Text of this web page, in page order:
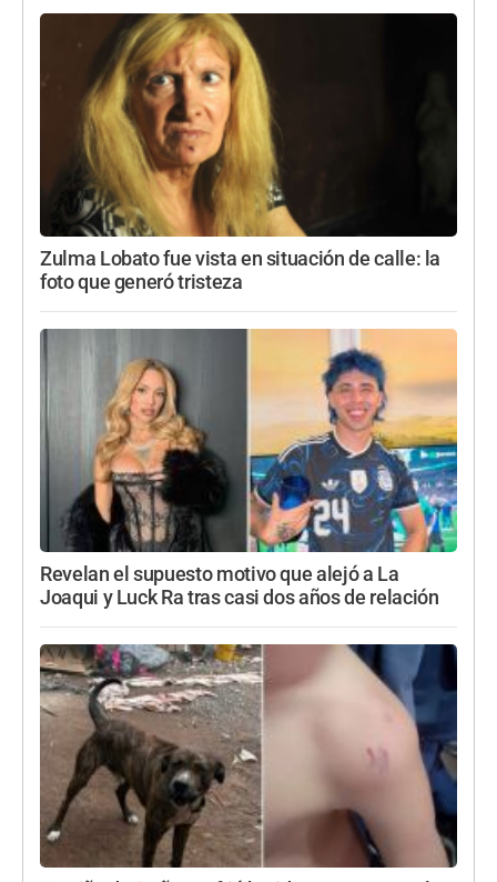
Zulma Lobato fue vista en situación de calle: la
foto que generó tristeza
Revelan el supuesto motivo que alejó a La
Joaqui y Luck Ra tras casi dos años de relación